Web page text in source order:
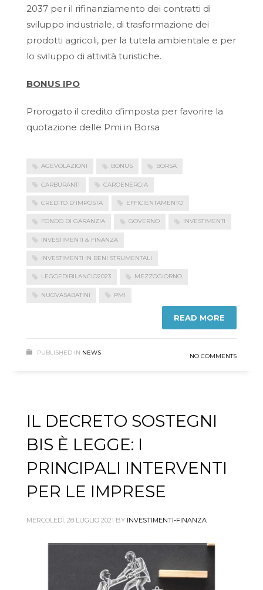
2037 per il rifinanziamento dei contratti di
sviluppo industriale, di trasformazione dei
prodotti agricoli, per la tutela ambientale e per
lo sviluppo di attività turistiche.
BONUS IPO
Prorogato il credito d’imposta per favorire la
quotazione delle Pmi in Borsa
AGEVOLAZIONI BONUS BORSA
CARBURANTI CAROENERGIA
CREDITO D'IMPOSTA EFFICIENTAMENTO
FONDO DI GARANZIA GOVERNO INVESTIMENTI
INVESTIMENTI & FINANZA
INVESTIMENTI IN BENI STRUMENTALI
LEGGEDIBILANCIO2023 MEZZOGIORNO
NUOVASABATINI PMI
READ MORE
PUBLISHED IN NEWS NO COMMENTS
IL DECRETO SOSTEGNI
BIS È LEGGE: I
PRINCIPALI INTERVENTI
PER LE IMPRESE
MERCOLEDÌ, 28 LUGLIO 2021 BY INVESTIMENTI-FINANZA